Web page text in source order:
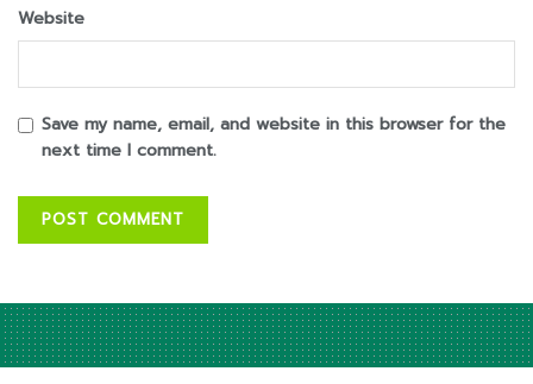
Website
Save my name, email, and website in this browser for the
next time I comment.